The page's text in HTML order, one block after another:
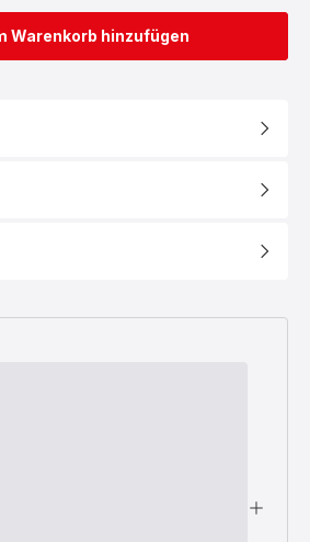
Warenkorb hinzufügen